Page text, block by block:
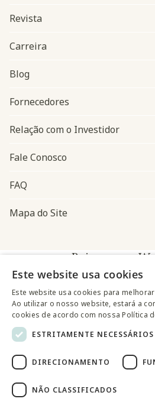
Navegação do rodapé
Revista
Carreira
Blog
Fornecedores
Relação com o Investidor
Fale Conosco
FAQ
Mapa do Site
Baixe o app
Somos uma empresa
Este website usa cookies
Este website usa cookies para
Ao utilizar o nosso website, estará a
cookies de acordo com nossa Política
ESTRITAMENTE NECESSÁRIOS
DIRECIONAMENTO
NÃO CLASSIFICADOS